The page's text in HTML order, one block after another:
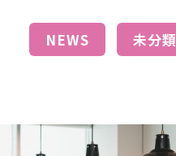
NEWS 未分類